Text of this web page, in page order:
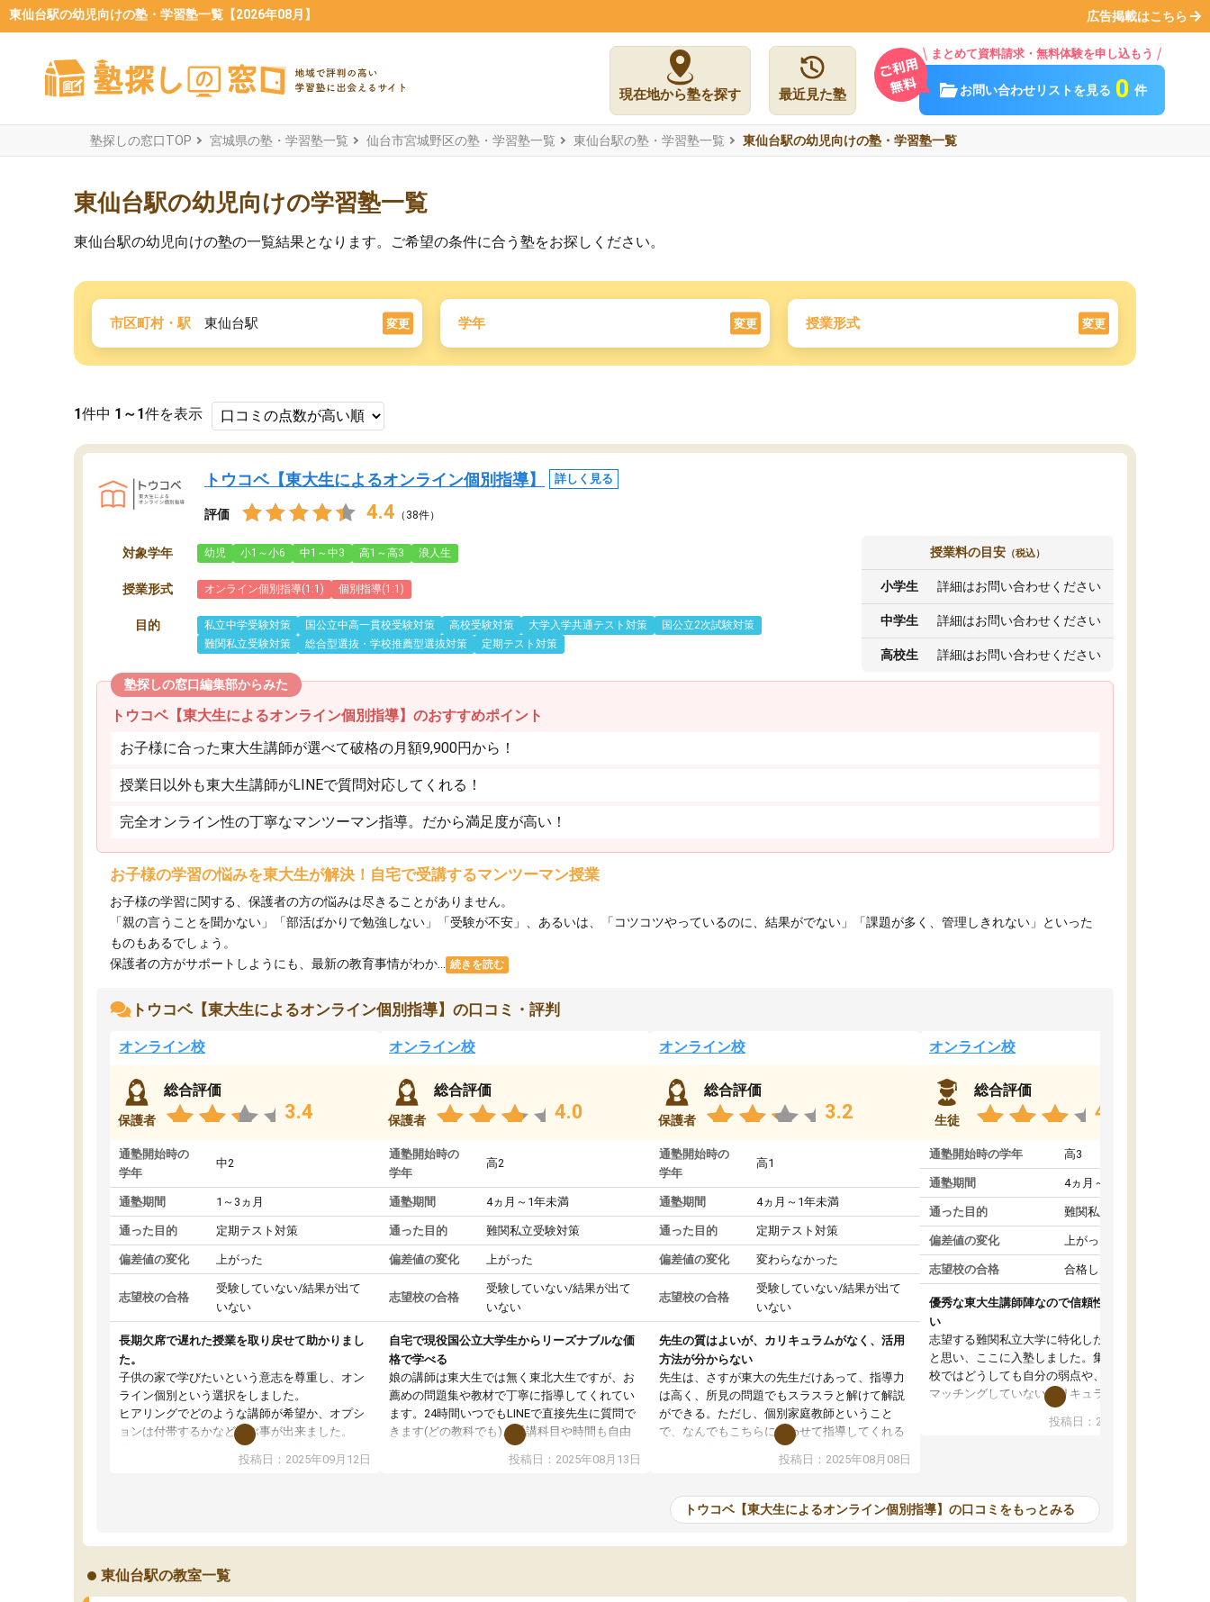
東仙台駅の幼児向けの塾・学習塾一覧【2026年08月】 広告掲載はこちら
現在地から塾を探す 最近見た塾
まとめて資料請求・無料体験を申し込もう
お問い合わせリストを見る 0 件
塾探しの窓口TOP 宮城県の塾・学習塾一覧 仙台市宮城野区の塾・学習塾一覧 東仙台駅の塾・学習塾一覧 東仙台駅の幼児向けの塾・学習塾一覧
東仙台駅の幼児向けの学習塾一覧
東仙台駅の幼児向けの塾の一覧結果となります。ご希望の条件に合う塾をお探しください。
市区町村・駅 東仙台駅 変更 学年 変更 授業形式 変更
1件中 1～1件を表示
トウコベ【東大生によるオンライン個別指導】 詳しく見る
評価 4.4 （38件）
対象学年 幼児 小1～小6 中1～中3 高1～高3 浪人生
授業形式 オンライン個別指導(1:1) 個別指導(1:1)
目的 私立中学受験対策 国公立中高一貫校受験対策 高校受験対策 大学入学共通テスト対策
国公立2次試験対策
難関私立受験対策
総合型選抜・学校推薦型選抜対策 定期テスト対策
授業料の目安 （税込）
小学生 詳細はお問い合わせください
中学生 詳細はお問い合わせください
高校生 詳細はお問い合わせください
塾探しの窓口編集部からみた
トウコベ【東大生によるオンライン個別指導】のおすすめポイント
お子様に合った東大生講師が選べて破格の月額9,900円から！
授業日以外も東大生講師がLINEで質問対応してくれる！
完全オンライン性の丁寧なマンツーマン指導。だから満足度が高い！
お子様の学習の悩みを東大生が解決！自宅で受講するマンツーマン授業
お子様の学習に関する、保護者の方の悩みは尽きることがありません。
「親の言うことを聞かない」「部活ばかりで勉強しない」「受験が不安」、あるいは、「コツコツやっているのに、結果がでない」「課題が多く、管理しきれない」といった
ものもあるでしょう。
保護者の方がサポートしようにも、最新の教育事情がわか...
続きを読む
トウコベ【東大生によるオンライン個別指導】の口コミ・評判
オンライン校
保護者
総合評価
3.4
通塾開始時の
学年
中2
通塾期間 1～3ヵ月
通った目的 定期テスト対策
偏差値の変化 上がった
志望校の合格
受験していない/結果が出て
いない
長期欠席で遅れた授業を取り戻せて助かりまし
た。
子供の家で学びたいという意志を尊重し、オン
ライン個別という選択をしました。
ヒアリングでどのような講師が希望か、オプシ
ョンは付帯するかなど選ぶ事が出来ました。
講師とのマッチング後講師との初回ミーティン
グを行い、その講師で良いか他の講師を希望す
オンラインツールを使用した単語帳の共有があ
り宿題もそちらで出される形でした。
投稿日：2025年09月12日
オンライン校
保護者
総合評価
4.0
通塾開始時の
学年
高2
通塾期間 4ヵ月～1年未満
通った目的 難関私立受験対策
偏差値の変化 上がった
志望校の合格
受験していない/結果が出て
いない
自宅で現役国公立大学生からリーズナブルな価
格で学べる
娘の講師は東大生では無く東北大生ですが、お
薦めの問題集や教材で丁寧に指導してくれてい
ます。24時間いつでもLINEで直接先生に質問で
きます(どの教科でも)。受講科目や時間も自由
に決めれるので、個人に合った勉強ができると
思います。カリキュラム相談みたいなのがあり
ます。講師も合わなければチェンジできます
投稿日：2025年08月13日
オンライン校
保護者
総合評価
3.2
通塾開始時の
学年
高1
通塾期間 4ヵ月～1年未満
通った目的 定期テスト対策
偏差値の変化 変わらなかった
志望校の合格
受験していない/結果が出て
いない
先生の質はよいが、カリキュラムがなく、活用
方法が分からない
先生は、さすが東大の先生だけあって、指導力
は高く、所見の問題でもスラスラと解けて解説
ができる。ただし、個別家庭教師ということ
で、なんでもこちらに合わせて指導してくれる
のだが、具体的なカリキュラムがない。当方
は、授業の先取り学習をするため、学校の教科
いただいたが、1時間の時間を使って進められる
範囲は限られており、それであれば自学自習で
なく、上手い活用の仕方が分からず辞めること
投稿日：2025年08月08日
オンライン校
生徒
総合評価
4.4
通塾開始時の学年 高3
通塾期間 4ヵ月～1年未満
通った目的 難関私立受験対策
偏差値の変化 上がった
志望校の合格 合格した
優秀な東大生講師陣なので信頼性や安心感が高
い
志望する難関私立大学に特化した準備をしたい
と思い、ここに入塾しました。集団指導の予備
校ではどうしても自分の弱点や、志望校対策に
マッチングしていないカリキュラムに不安を感
また受験のノウハウを蓄積している優秀な東大
ツーマン指導によって、自分の志望校にふさわ
しいオリジナルのカリキュラムを提案してくれ
投稿日：2024年02月19日
トウコベ【東大生によるオンライン個別指導】の口コミをもっとみる
東仙台駅の教室一覧